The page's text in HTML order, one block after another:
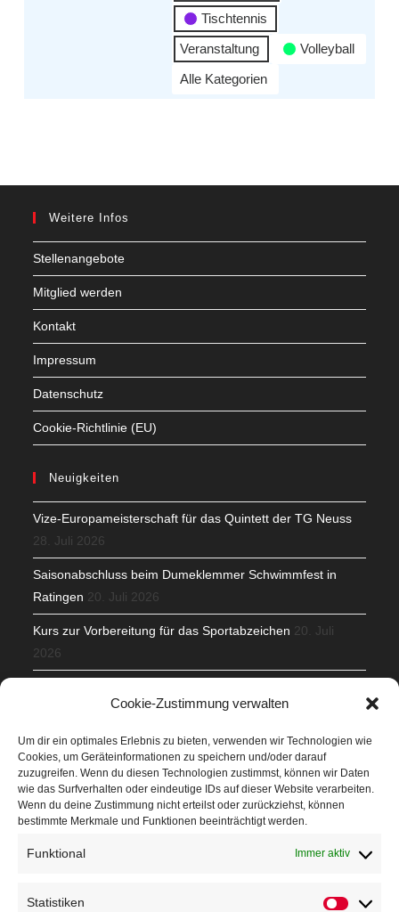
Cookie-Zustimmung verwalten
Um dir ein optimales Erlebnis zu bieten, verwenden wir Technologien wie
Cookies, um Geräteinformationen zu speichern und/oder darauf
zuzugreifen. Wenn du diesen Technologien zustimmst, können wir Daten
wie das Surfverhalten oder eindeutige IDs auf dieser Website verarbeiten.
Wenn du deine Zustimmung nicht erteilst oder zurückziehst, können
bestimmte Merkmale und Funktionen beeinträchtigt werden.
Funktional Immer aktiv
Statistiken
Tischtennis
Veranstaltung
Volleyball
Alle Kategorien
Weitere Infos
Stellenangebote
Mitglied werden
Kontakt
Impressum
Datenschutz
Cookie-Richtlinie (EU)
Neuigkeiten
Vize-Europameisterschaft für das Quintett der TG Neuss
28. Juli 2026
Saisonabschluss beim Dumeklemmer Schwimmfest in
Ratingen 20. Juli 2026
Kurs zur Vorbereitung für das Sportabzeichen 20. Juli
2026
Veranstaltungen
Höffner Run